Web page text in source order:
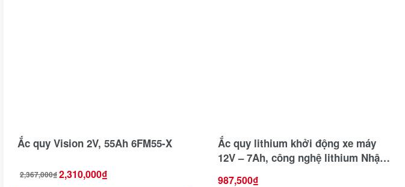
Ắc quy Vision 2V, 55Ah 6FM55-X
2,367,000₫
Giá 2,310,000₫
Giá
Ắc quy lithium khởi động xe máy
12V – 7Ah, công nghệ lithium Nhật
987,500₫